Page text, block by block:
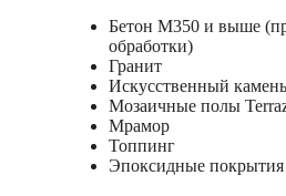
Бетон М350 и выше
обработки)
Гранит
Искусственный камень
Мозаичные полы
Мрамор
Топпинг
Эпоксидные покрытия